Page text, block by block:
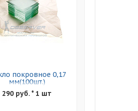
покровное 0,17
мм(100шт.)
290 руб. * 1 шт